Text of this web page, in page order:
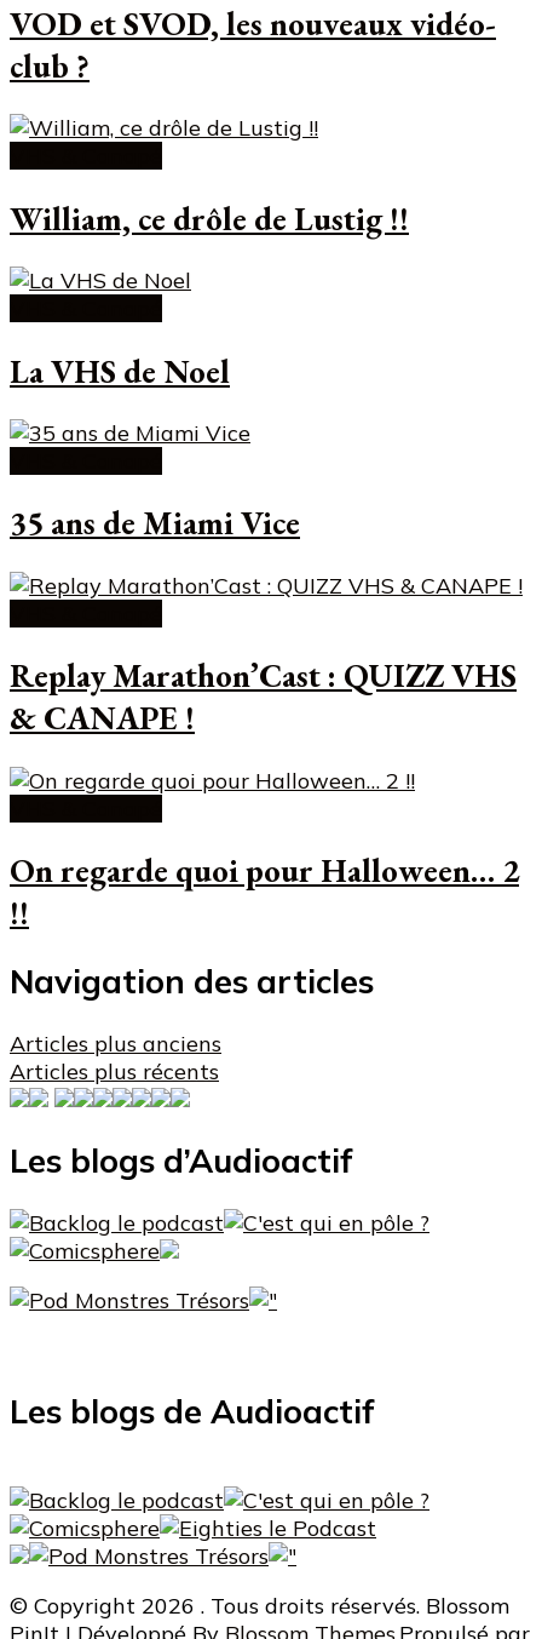
VOD et SVOD, les nouveaux vidéo-
club ?
William, ce drôle de Lustig !!
La VHS de Noel
35 ans de Miami Vice
Replay Marathon’Cast : QUIZZ VHS
& CANAPE !
On regarde quoi pour Halloween… 2
!!
Navigation des articles
Articles plus anciens
Articles plus récents
Les blogs d’Audioactif
Les blogs de Audioactif
© Copyright 2026 . Tous droits réservés. Blossom